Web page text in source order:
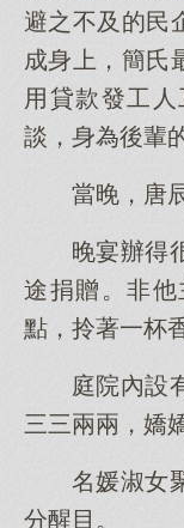
避之不及的民
成身上，簡氏
用貸款發工
談，身為後輩
當晚，唐
晚宴辦得
途捐贈。非
點，拎著一杯
庭院內設
三三兩兩，嬌
名媛淑女
分醒目。